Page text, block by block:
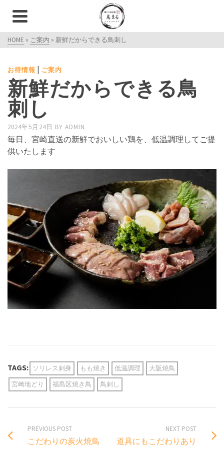
HOME » ご案内 » 新鮮だからできる鳥刺し
お得情報 | ご案内
新鮮だからできる鳥
刺し
2024年5月24日 BY ADMIN
毎日、宮崎直送の新鮮でおいしい鶏を、低温調理してご提
供いたします
TAGS: ソリレス刺身 もも焼き 低温調理
大阪焼鳥
宮崎地どり
福島区焼き鳥 鳥刺し
PREVIOUS POST
こだわりの炭火焼鳥
NEXT POST
道具にもこだわりあり